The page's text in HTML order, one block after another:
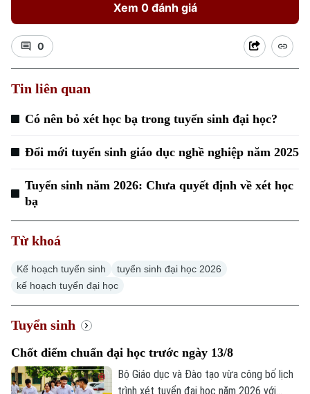
Chính trị
Xã hội
An ninh trật tự
Nhịp sống Hà Nội
Người Hà Nội
Khoảnh khắc Hà Nội
Ẩm thực
Quân sự
Người Việt 4 phương
Tin tức
Cafe sáng
Tài chính Ngân hàng
Doanh nghiệp
Nhà đất
Tin tức
Tàu và Xe
Ô tô
Giáo dục
Xem 0 đánh giá
0
Tin liên quan
Có nên bỏ xét học bạ trong tuyển sinh đại học?
Đổi mới tuyển sinh giáo dục nghề nghiệp năm 2025
Tuyển sinh năm 2026: Chưa quyết định về xét học
bạ
Từ khoá
Kế hoạch tuyển sinh
tuyển sinh đại học 2026
kế hoạch tuyển đại học
Tuyển sinh
Chốt điểm chuẩn đại học trước ngày 13/8
Bộ Giáo dục và Đào tạo vừa công bố lịch
trình xét tuyển đại học năm 2026 với